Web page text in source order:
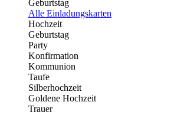
Geburtstag
Alle Einladungskarten
Hochzeit
Geburtstag
Party
Konfirmation
Kommunion
Taufe
Silberhochzeit
Goldene Hochzeit
Trauer